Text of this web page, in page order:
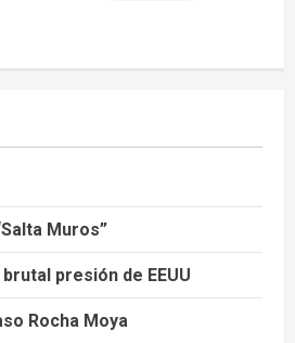
Muros”
presión de EEUU
Rocha Moya